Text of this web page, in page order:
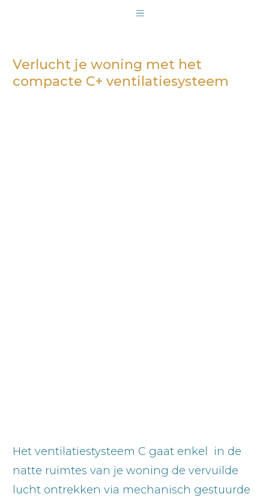
Verlucht je woning met het
compacte C+ ventilatiesysteem
Het ventilatiestysteem C gaat enkel in de
natte ruimtes van je woning de vervuilde
lucht ontrekken via mechanisch gestuurde